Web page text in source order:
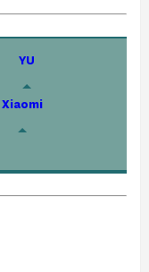
YU
Xiaomi